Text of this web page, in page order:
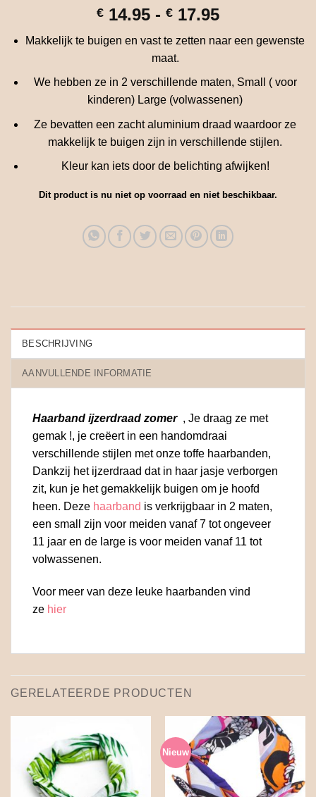
€ 14.95 - € 17.95Prijsklasse:
tot
Makkelijk te buigen en vast te zetten naar een gewenste
maat.
We hebben ze in 2 verschillende maten, Small ( voor
kinderen) Large (volwassenen)
Ze bevatten een zacht aluminium draad waardoor ze
makkelijk te buigen zijn in verschillende stijlen.
Kleur kan iets door de belichting afwijken!
Dit product is nu niet op voorraad en niet beschikbaar.
BESCHRIJVING
AANVULLENDE INFORMATIE
Haarband ijzerdraad zomer , Je draag ze met
gemak !, je creëert in een handomdraai
verschillende stijlen met onze toffe haarbanden,
Dankzij het ijzerdraad dat in haar jasje verborgen
zit, kun je het gemakkelijk buigen om je hoofd
heen. Deze haarband is verkrijgbaar in 2 maten,
een small zijn voor meiden vanaf 7 tot ongeveer
11 jaar en de large is voor meiden vanaf 11 tot
volwassenen.
Voor meer van deze leuke haarbanden vind
ze hier
GERELATEERDE PRODUCTEN
Nieuw